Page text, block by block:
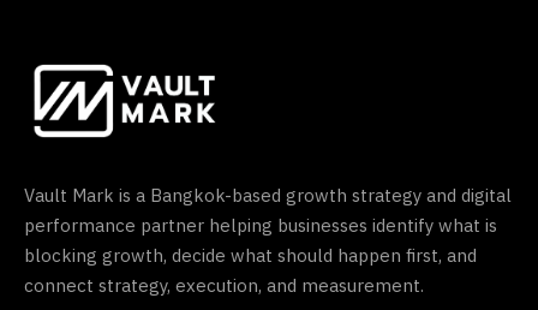
Vault Mark is a Bangkok-based growth strategy and digital
performance partner helping businesses identify what is
blocking growth, decide what should happen first, and
connect strategy, execution, and measurement.